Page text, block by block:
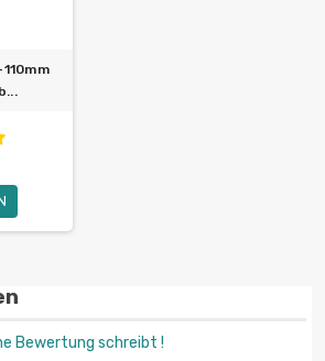
Bewertung schreibt !